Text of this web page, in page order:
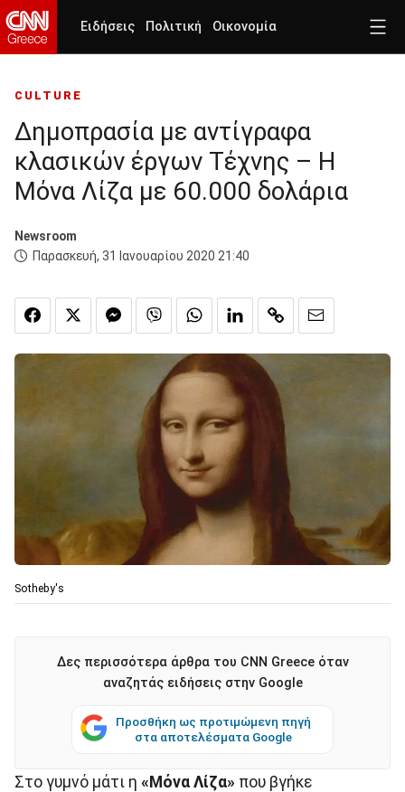
Ειδήσεις Πολιτική Οικονομία
CULTURE
Δημοπρασία με αντίγραφα
κλασικών έργων Τέχνης – Η
Μόνα Λίζα με 60.000 δολάρια
Newsroom
Παρασκευή, 31 Ιανουαρίου 2020 21:40
Sotheby's
Δες περισσότερα άρθρα του CNN Greece όταν
αναζητάς ειδήσεις στην Google
Προσθήκη ως προτιμώμενη πηγή
στα αποτελέσματα Google
Στο γυμνό μάτι η «Μόνα Λίζα» που βγήκε